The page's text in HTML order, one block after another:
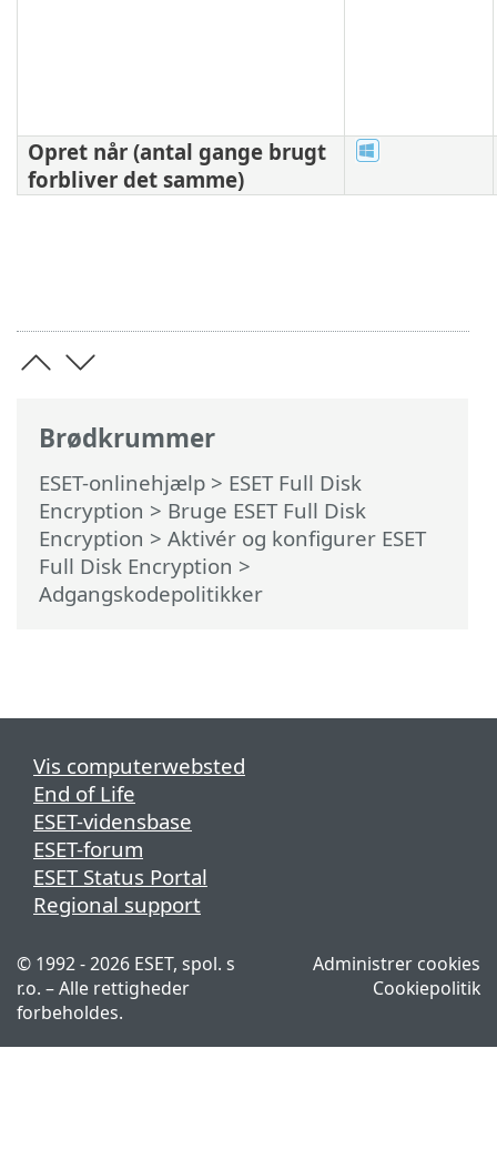
Brødkrummer
ESET-onlinehjælp > ESET Full Disk
Encryption > Bruge ESET Full Disk
Encryption > Aktivér og konfigurer ESET
Full Disk Encryption >
Adgangskodepolitikker
Opret når (antal gange brugt
forbliver det samme)
Vis computerwebsted
End of Life
ESET-vidensbase
ESET-forum
ESET Status Portal
Regional support
© 1992 - 2026 ESET, spol. s
r.o. – Alle rettigheder
forbeholdes.
Administrer cookies
Cookiepolitik